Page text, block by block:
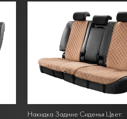
Накидка Задние Сиденья Цвет: